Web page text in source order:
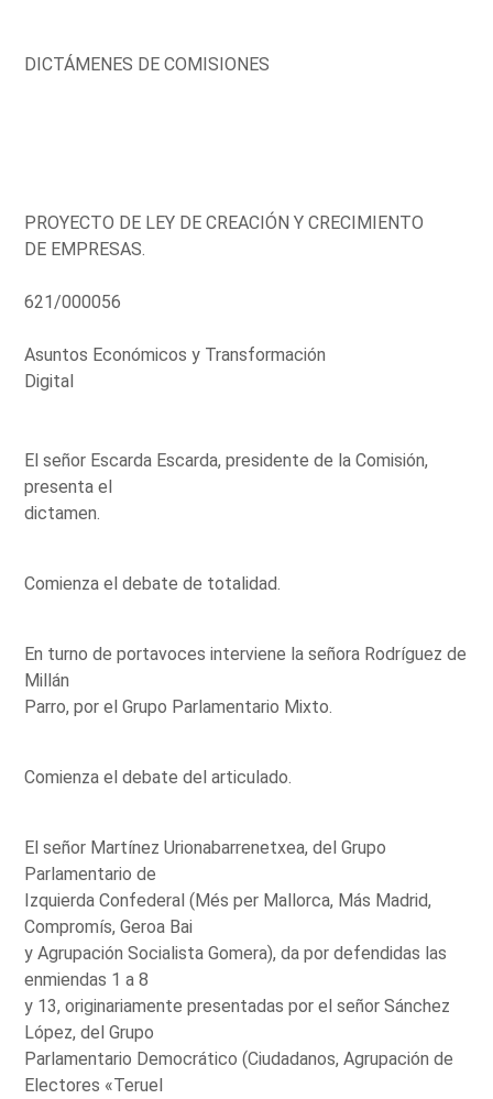
DICTÁMENES DE COMISIONES
PROYECTO DE LEY DE CREACIÓN Y CRECIMIENTO
DE EMPRESAS.
621/000056
Asuntos Económicos y Transformación
Digital
El señor Escarda Escarda, presidente de la Comisión,
presenta el
dictamen.
Comienza el debate de totalidad.
En turno de portavoces interviene la señora Rodríguez de
Millán
Parro, por el Grupo Parlamentario Mixto.
Comienza el debate del articulado.
El señor Martínez Urionabarrenetxea, del Grupo
Parlamentario de
Izquierda Confederal (Més per Mallorca, Más Madrid,
Compromís, Geroa Bai
y Agrupación Socialista Gomera), da por defendidas las
enmiendas 1 a 8
y 13, originariamente presentadas por el señor Sánchez
López, del Grupo
Parlamentario Democrático (Ciudadanos, Agrupación de
Electores «Teruel